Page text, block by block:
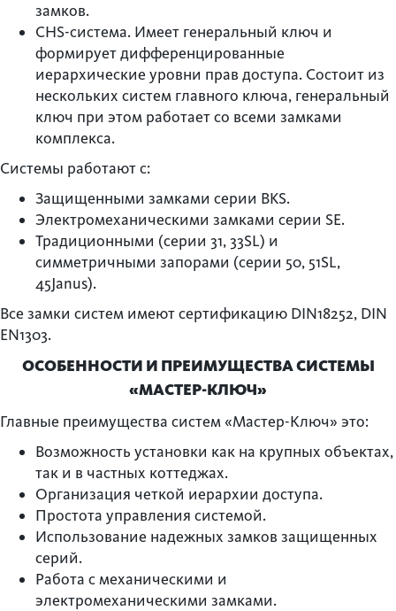
замков.
CHS-система. Имеет генеральный ключ и
формирует дифференцированные
иерархические уровни прав доступа. Состоит из
нескольких систем главного ключа, генеральный
ключ при этом работает со всеми замками
комплекса.
Системы работают с:
Защищенными замками серии BKS.
Электромеханическими замками серии SE.
Традиционными (серии 31, 33SL) и
симметричными запорами (серии 50, 51SL,
45Janus).
Все замки систем имеют сертификацию DIN18252, DIN
EN1303.
ОСОБЕННОСТИ И ПРЕИМУЩЕСТВА СИСТЕМЫ
«МАСТЕР-КЛЮЧ»
Главные преимущества систем «Мастер-Ключ» это:
Возможность установки как на крупных объектах,
так и в частных коттеджах.
Организация четкой иерархии доступа.
Простота управления системой.
Использование надежных замков защищенных
серий.
Работа с механическими и
электромеханическими замками.